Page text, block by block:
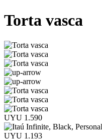
Torta vasca
UYU 1.590
UYU 1.193